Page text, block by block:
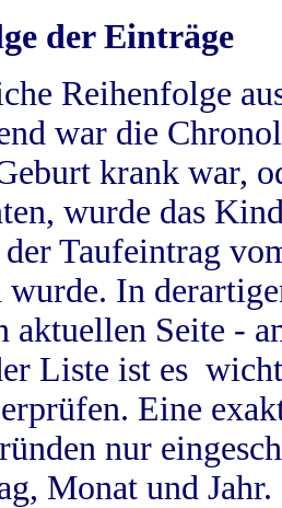
der Einträge
Reihenfolge
war die
krank war,
wurde das
der Taufeintrag
In
aktuellen Seite -
Liste ist es
Eine
nur
Monat und Jahr.